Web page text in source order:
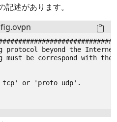
述があります。